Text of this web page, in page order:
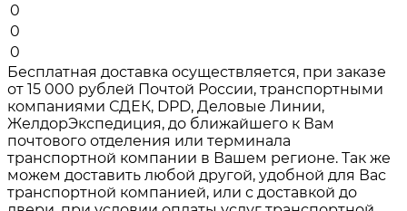
0
0
0
Бесплатная доставка осуществляется, при заказе
от 15 000 рублей Почтой России, транспортными
компаниями СДЕК, DPD, Деловые Линии,
ЖелдорЭкспедиция, до ближайшего к Вам
почтового отделения или терминала
транспортной компании в Вашем регионе. Так же
можем доставить любой другой, удобной для Вас
транспортной компанией, или с доставкой до